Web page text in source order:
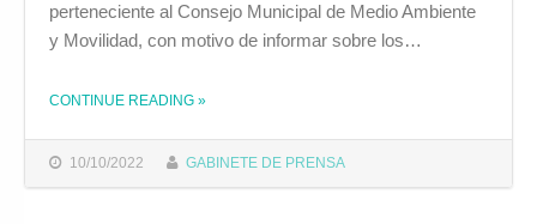
10/10/2022 GABINETE DE PRENSA
perteneciente al Consejo Municipal de Medio Ambiente
y Movilidad, con motivo de informar sobre los…
CONTINUE READING THE "EL AYUNTAMIENTO CONVOCA LA PRIMERA MESA INFORMATIVA Y PARTICIPATIVA DEL PLAN DIRECTOR DE ARBOLADO"
»